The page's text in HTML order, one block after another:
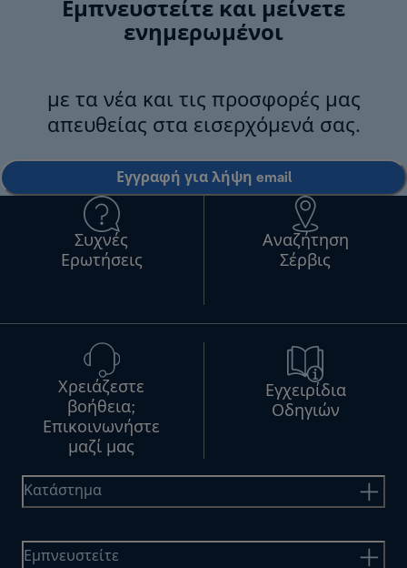
Εμπνευστείτε και μείνετε
ενημερωμένοι
με τα νέα και τις προσφορές μας
απευθείας στα εισερχόμενά σας.
Εγγραφή για λήψη email
Συχνές
Ερωτήσεις
Αναζήτηση
Σέρβις
Χρειάζεστε
βοήθεια;
Επικοινωνήστε
μαζί μας
Εγχειρίδια
Οδηγιών
Κατάστημα
Εμπνευστείτε